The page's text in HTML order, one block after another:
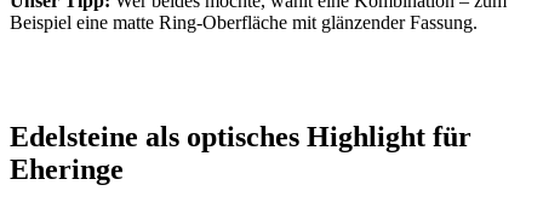
Beispiel eine matte Ring-Oberfläche mit glänzender Fassung.
Edelsteine als optisches Highlight für
Eheringe